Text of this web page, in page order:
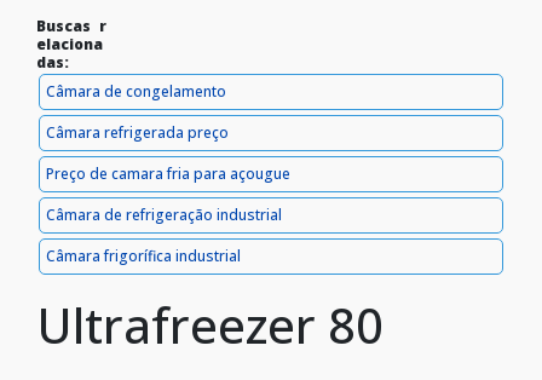
Buscas r
elaciona
das:
Câmara de congelamento
Câmara refrigerada preço
Preço de camara fria para açougue
Câmara de refrigeração industrial
Câmara frigorífica industrial
Ultrafreezer 80